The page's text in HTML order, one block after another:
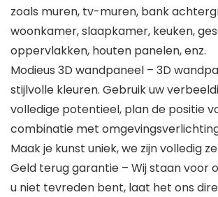
zoals muren, tv-muren, bank
woonkamer, slaapkamer, keuken,
oppervlakken, houten panelen, enz.
Modieus 3D wandpaneel – 3D
stijlvolle kleuren. Gebruik uw
volledige potentieel, plan de positie
combinatie met
Maak je kunst uniek, we zijn volledig
Geld terug garantie – Wij staan voor
u niet tevreden bent, laat het ons